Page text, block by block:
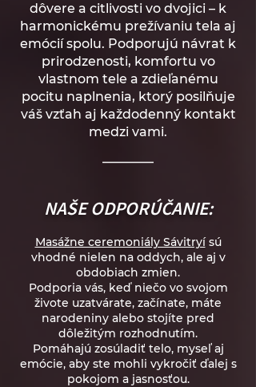
dôvere a citlivosti vo dvojici – k
harmonickému prežívaniu tela aj
emócií spolu. Podporujú návrat k
prirodzenosti, komfortu vo
vlastnom tele a zdieľanému
pocitu naplnenia, ktorý posilňuje
váš vzťah aj každodenný kontakt
medzi vami.
________
NAŠE ODPORÚČANIE:
Masážne ceremoniály Sávitryísú
vhodné nielen na oddych, ale aj v
obdobiach zmien.
Podporia vás, keď niečo vo svojom
živote uzatvárate, začínate, máte
narodeniny alebo stojíte pred
dôležitým rozhodnutím.
Pomáhajú zosúladiť telo, myseľ aj
emócie, aby ste mohli vykročiť ďalej s
pokojom a jasnosťou.